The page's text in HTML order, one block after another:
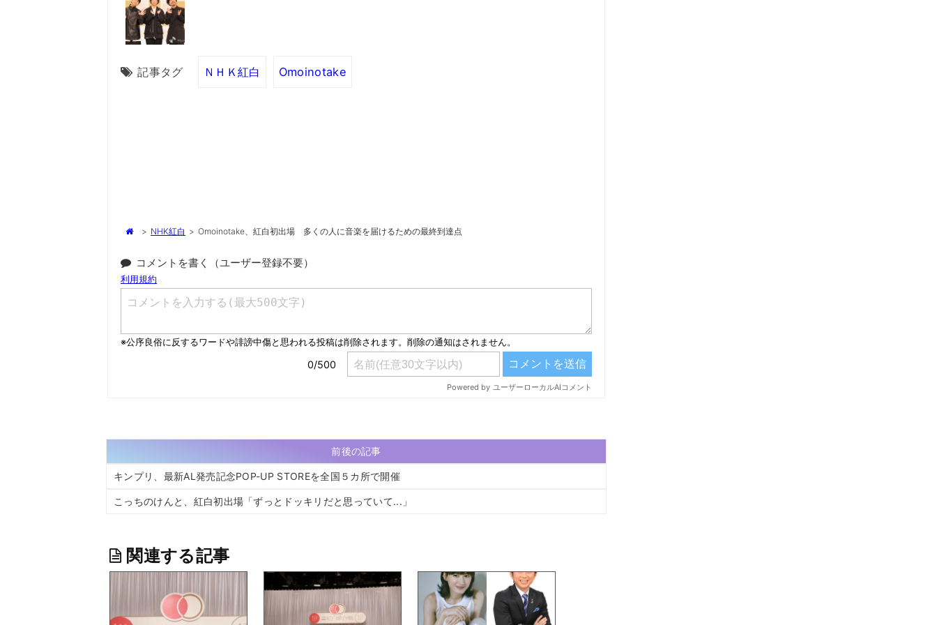
記事タグ ＮＨＫ紅白 Omoinotake
> NHK紅白 > Omoinotake、紅白初出場 多くの人に音楽を届けるための最終到達点
コメントを書く（ユーザー登録不要）
前後の記事
キンプリ、最新AL発売記念POP-UP STOREを全国５カ所で開催
こっちのけんと、紅白初出場「ずっとドッキリだと思っていて...」
関連する記事